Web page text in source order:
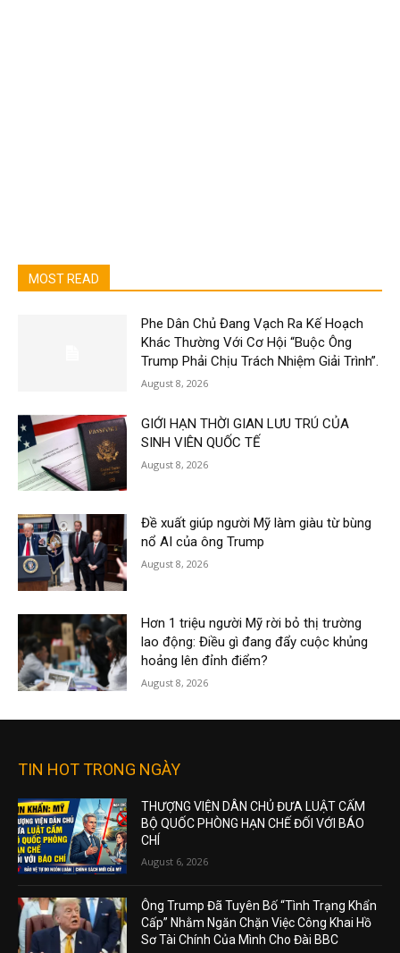
MOST READ
Phe Dân Chủ Đang Vạch Ra Kế Hoạch
Khác Thường Với Cơ Hội “Buộc Ông
Trump Phải Chịu Trách Nhiệm Giải Trình”.
August 8, 2026
GIỚI HẠN THỜI GIAN LƯU TRÚ CỦA
SINH VIÊN QUỐC TẾ
August 8, 2026
Đề xuất giúp người Mỹ làm giàu từ bùng
nổ AI của ông Trump
August 8, 2026
Hơn 1 triệu người Mỹ rời bỏ thị trường
lao động: Điều gì đang đẩy cuộc khủng
hoảng lên đỉnh điểm?
August 8, 2026
TIN HOT TRONG NGÀY
THƯỢNG VIỆN DÂN CHỦ ĐƯA LUẬT CẤM
BỘ QUỐC PHÒNG HẠN CHẾ ĐỐI VỚI BÁO
CHÍ
August 6, 2026
Ông Trump Đã Tuyên Bố “Tình Trạng Khẩn
Cấp” Nhằm Ngăn Chặn Việc Công Khai Hồ
Sơ Tài Chính Của Mình Cho Đài BBC